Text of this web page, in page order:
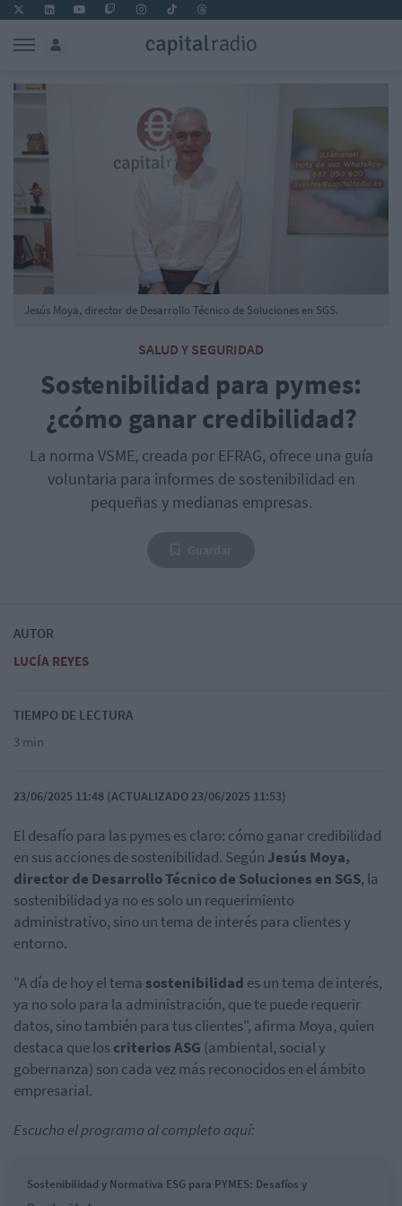
SALUD Y SEGURIDAD
Sostenibilidad para pymes:
¿cómo ganar credibilidad?
La norma VSME, creada por EFRAG, ofrece una guía
voluntaria para informes de sostenibilidad en
pequeñas y medianas empresas.
Jesús Moya, director de Desarrollo Técnico de Soluciones en SGS.
AUTOR
LUCÍA REYES
TIEMPO DE LECTURA
3 min
23/06/2025 11:48 (ACTUALIZADO 23/06/2025 11:53)
El desafío para las pymes es claro: cómo ganar credibilidad
en sus acciones de sostenibilidad. Según Jesús Moya,
director de Desarrollo Técnico de Soluciones en SGS, la
sostenibilidad ya no es solo un requerimiento
administrativo, sino un tema de interés para clientes y
entorno.
"A día de hoy el tema sostenibilidad es un tema de interés,
ya no solo para la administración, que te puede requerir
datos, sino también para tus clientes", afirma Moya, quien
destaca que loscriterios ASG (ambiental, social y
gobernanza) son cada vez más reconocidos en el ámbito
empresarial.
Escucha el programa al completo aquí:
Sostenibilidad y Normativa ESG para PYMES: Desafíos y